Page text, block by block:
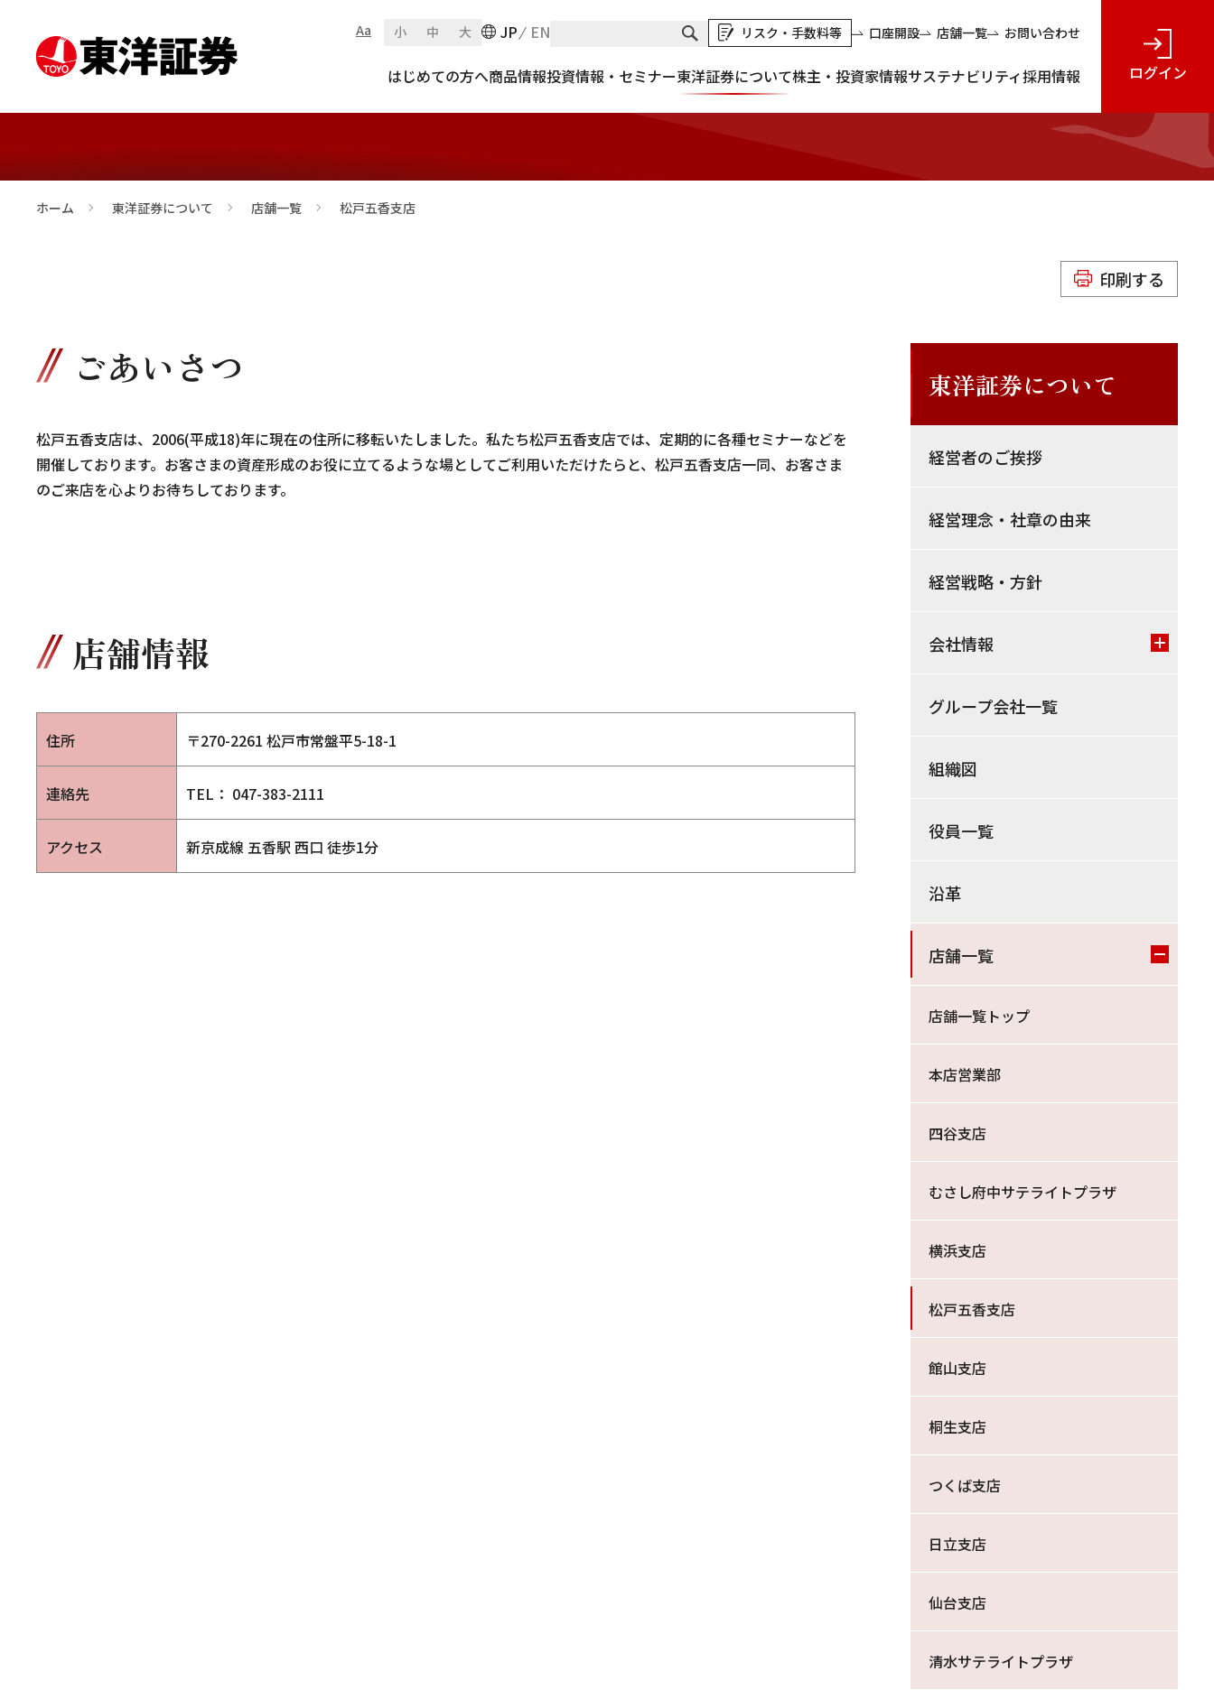
Aa 小 中 大 JP EN リスク・手数料等 口座開設 店舗一覧 お問い合わせ
はじめての方へ商品情報投資情報・セミナー東洋証券について株主・投資家情報サステナビリティ採用情報 ログイン
松戸五香支店
ホーム >
東洋証券について >
店舗一覧 >
松戸五香支店
印刷する
ごあいさつ
松戸五香支店は、2006(平成18)年に現在の住所に移転いたしました。私たち松戸五香支店では、定期的に各種セミナーなどを
開催しております。お客さまの資産形成のお役に立てるような場としてご利用いただけたらと、松戸五香支店一同、お客さま
のご来店を心よりお待ちしております。
店舗情報
住所 〒270-2261 松戸市常盤平5-18-1
連絡先 TEL： 047-383-2111
アクセス 新京成線 五香駅 西口 徒歩1分
東洋証券について
経営者のご挨拶
経営理念・社章の由来
経営戦略・方針
会社情報
グループ会社一覧
組織図
役員一覧
沿革
店舗一覧
店舗一覧トップ
本店営業部
四谷支店
むさし府中サテライトプラザ
横浜支店
松戸五香支店
館山支店
桐生支店
つくば支店
日立支店
仙台支店
清水サテライトプラザ